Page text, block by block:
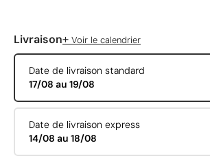
Livraison+ Voir le calendrier
Date de livraison standard
17/08 au 19/08
Date de livraison express
14/08 au 18/08